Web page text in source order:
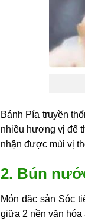
Bánh Pía truyền
nhiều hương vị để
nhận được mùi vị
2. Bún
Món đặc sản Sóc
giữa 2 nền văn